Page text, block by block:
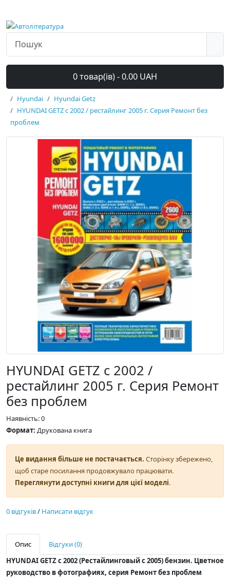
0 товар(ів) - 0.00 UAH
Hyundai
Hyundai Getz
HYUNDAI GETZ с 2002 / рестайлинг 2005 г. Серия Ремонт без
проблем
HYUNDAI GETZ с 2002 /
рестайлинг 2005 г. Серия Ремонт
без проблем
Наявність: 0
Формат: Друкована книга
Це видання більше не постачається. Сторінку збережено,
щоб старе посилання продовжувало працювати.
Переглянути доступні книги для цієї моделі.
0 відгуків/ Написати відгук
Опис
Відгуки (0)
HYUNDAI GETZ с 2002 (Рестайлинговый с 2005) бензин. Цветное
руководство в фотографиях, серия Ремонт без проблем